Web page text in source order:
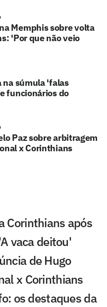
Memphis sobre volta
'Por que não veio
súmula 'falas
funcionários do
Paz sobre arbitragem
x Corinthians
Corinthians após
vaca deitou'
de Hugo
x Corinthians
os destaques da